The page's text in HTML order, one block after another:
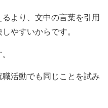
より、文中の言葉を引用
やすいからです。
活動でも同じことを試み